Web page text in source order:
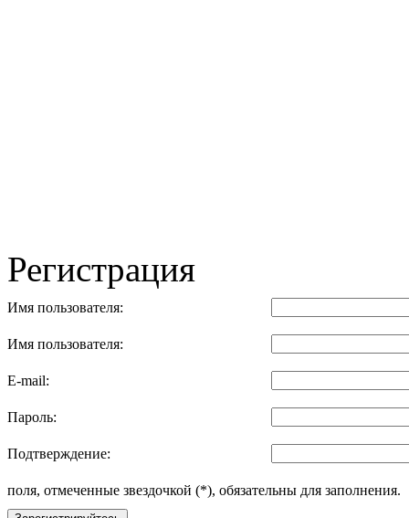
Регистрация
Имя пользователя:
Имя пользователя:
E-mail:
Пароль:
Подтверждение:
поля, отмеченные звездочкой (*), обязательны для заполнения.